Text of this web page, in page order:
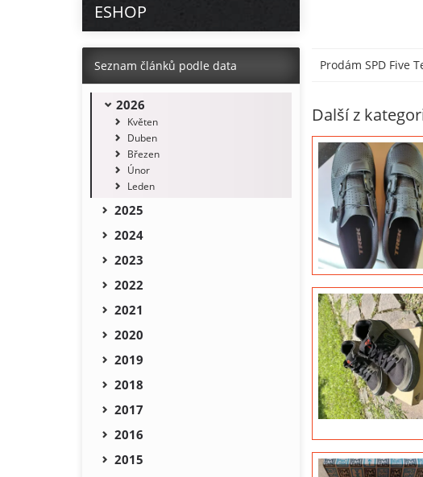
Prodám SPD Five
Další z
ESHOP
Seznam článků podle data
2026
Květen
Duben
Březen
Únor
Leden
2025
2024
2023
2022
2021
2020
2019
2018
2017
2016
2015